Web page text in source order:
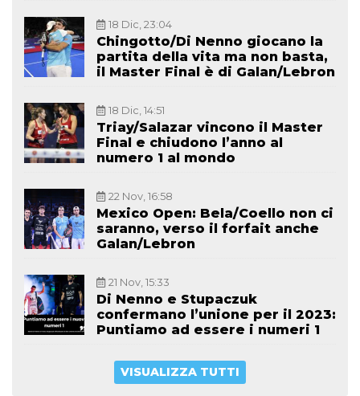
18 Dic, 23:04
Chingotto/Di Nenno giocano la
partita della vita ma non basta,
il Master Final è di Galan/Lebron
18 Dic, 14:51
Triay/Salazar vincono il Master
Final e chiudono l’anno al
numero 1 al mondo
22 Nov, 16:58
Mexico Open: Bela/Coello non ci
saranno, verso il forfait anche
Galan/Lebron
21 Nov, 15:33
Di Nenno e Stupaczuk
confermano l’unione per il 2023:
Puntiamo ad essere i numeri 1
VISUALIZZA TUTTI